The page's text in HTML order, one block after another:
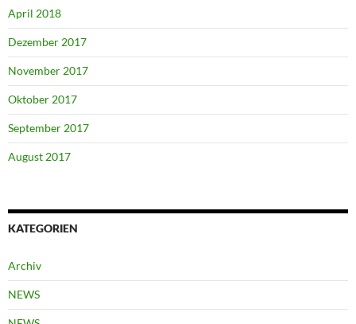
April 2018
Dezember 2017
November 2017
Oktober 2017
September 2017
August 2017
KATEGORIEN
Archiv
NEWS